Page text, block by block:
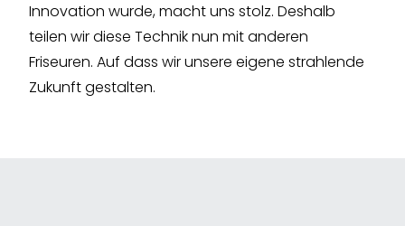
Innovation wurde, macht uns stolz. Deshalb
teilen wir diese Technik nun mit anderen
Friseuren. Auf dass wir unsere eigene strahlende
Zukunft gestalten.